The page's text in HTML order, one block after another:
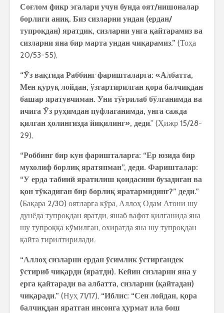
Соғлом фикр эгалари учун бунда оят/нишоналар
борлиги аниқ. Биз сизларни ундан (ердан/
тупроқдан) яратдик, сизларни унга қайтарамиз ва
сизларни яна бир марта ундан чиқарамиз.” (Тоҳа
20/53-55),
“Ўз вақтида Раббинг фаришталарга: «Албатта,
Мен қуруқ лойдан, ўзгартирилган қора балчиқдан
башар яратувчиман. Уни тўғрилаб бўлганимда ва
ичига Ўз руҳимдан пуфлаганимда, унга сажда
қилган ҳолингизда йиқилинг», деди.” (Ҳижр 15/28-
29),
“Роббинг бир кун фаришталарга: “Ер юзида бир
мухолиф борлиқ яратяпман”, деди. Фаришталар:
“У ерда табиий яратилиш қоидасини бузадиган ва
қон тўкадиган бир борлиқ яратармидинг?” деди.”
(Бақара 2/30) оятларга кўра, Аллоҳ Одам Атони шу
дунёда тупроқдан яратди, яшаб вафот қилганида яна
шу тупроққа кўмилган, охиратда яна шу тупроқдан
қайта тирилтирилади.
“Аллоҳ сизларни ердан ўсимлик ўстиргандек
ўстириб чиқарди (яратди). Кейин сизларни яна у
ерга қайтаради ва албатта, сизларни (қайтадан)
чиқаради.” (Нуҳ 71/17), “Иблис: “Сен лойдан, қора
балчиқдан яратган инсонга ҳурмат ила бош